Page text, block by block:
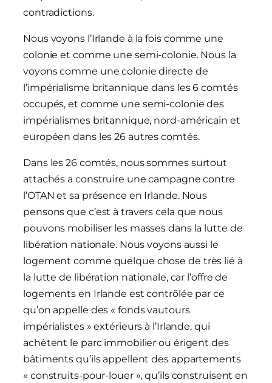
contradictions.
Nous voyons l’Irlande à la fois comme une
colonie et comme une semi-colonie. Nous la
voyons comme une colonie directe de
l’impérialisme britannique dans les 6 comtés
occupés, et comme une semi-colonie des
impérialismes britannique, nord-américain et
européen dans les 26 autres comtés.
Dans les 26 comtés, nous sommes surtout
attachés a construire une campagne contre
l’OTAN et sa présence en Irlande. Nous
pensons que c’est à travers cela que nous
pouvons mobiliser les masses dans la lutte de
libération nationale. Nous voyons aussi le
logement comme quelque chose de très lié à
la lutte de libération nationale, car l’offre de
logements en Irlande est contrôlée par ce
qu’on appelle des « fonds vautours
impérialistes » extérieurs à l’Irlande, qui
achètent le parc immobilier ou érigent des
bâtiments qu’ils appellent des appartements
« construits-pour-louer », qu’ils construisent en